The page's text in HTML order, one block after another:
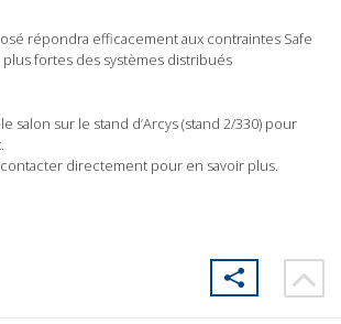
répondra efficacement aux contraintes Safe
fortes des systèmes distribués
salon sur le stand d’Arcys (stand 2/330) pour
contacter directement pour en savoir plus.